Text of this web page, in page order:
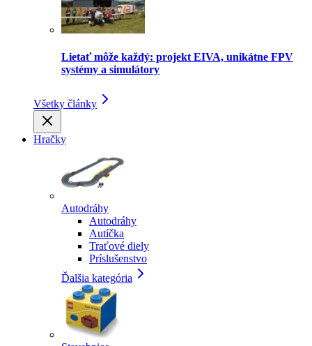
Lietať môže každý: projekt EIVA, unikátne FPV
systémy a simulátory
Všetky články
Hračky
Autodráhy
Autodráhy
Autíčka
Traťové diely
Príslušenstvo
Ďalšia kategória